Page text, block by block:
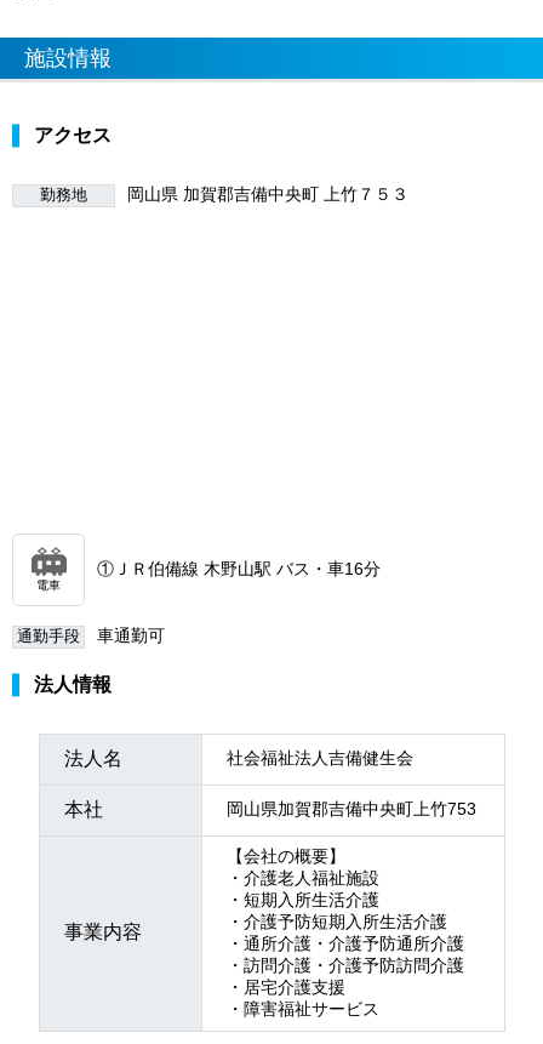
施設情報
アクセス
勤務地 岡山県 加賀郡吉備中央町 上竹７５３
電車
①ＪＲ伯備線 木野山駅 バス・車16分
通勤手段 車通勤可
法人情報
法人名 社会福祉法人吉備健生会
本社 岡山県加賀郡吉備中央町上竹753
事業内容
【会社の概要】
・介護老人福祉施設
・短期入所生活介護
・介護予防短期入所生活介護
・通所介護・介護予防通所介護
・訪問介護・介護予防訪問介護
・居宅介護支援
・障害福祉サービス